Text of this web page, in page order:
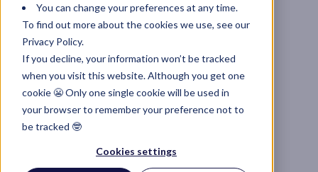
You can change your preferences at any time.
To find out more about the cookies we use, see our
Privacy Policy.
If you decline, your information won’t be tracked
when you visit this website. Although you get one
cookie 😬 Only one single cookie will be used in
your browser to remember your preference not to
be tracked 🤓
Cookies settings